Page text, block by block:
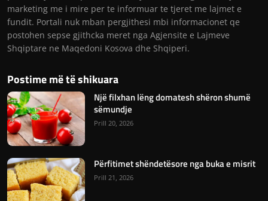
marketing me i mire per te informuar te tjeret me lajmet e
fundit. Portali nuk mban pergjithesi mbi informacionet qe
postohen sepse gjithcka meret nga Agjensite e Lajmeve
Shqiptare ne Maqedoni Kosova dhe Shqiperi.
Postime më të shikuara
Një filxhan lëng domatesh shëron shumë
sëmundje
Prill 20, 2026
Përfitimet shëndetësore nga buka e misrit
Prill 21, 2026